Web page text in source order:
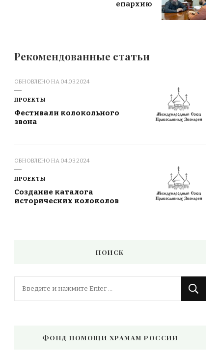
епархию
Рекомендованные статьи
ОБНОВЛЕНО НА 04.03.2024
ПРОЕКТЫ
Фестивали колокольного
звона
ОБНОВЛЕНО НА 04.03.2024
ПРОЕКТЫ
Создание каталога
исторических колоколов
ПОИСК
ФОНД ПОМОЩИ ХРАМАМ РОССИИ